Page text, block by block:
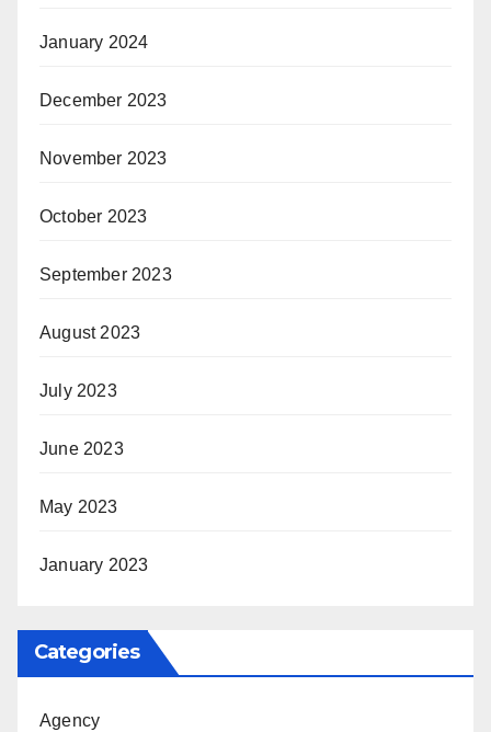
January 2024
December 2023
November 2023
October 2023
September 2023
August 2023
July 2023
June 2023
May 2023
January 2023
Categories
Agency